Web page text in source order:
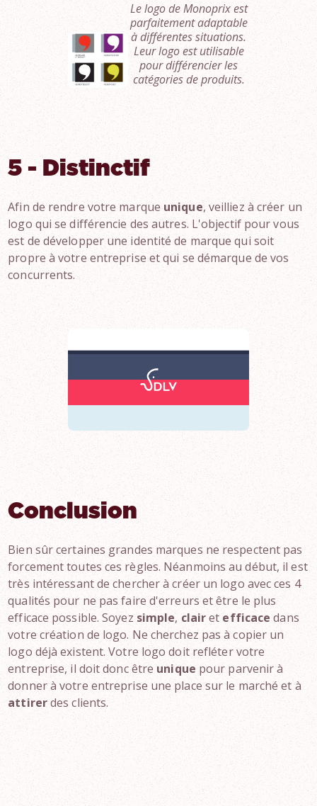
Le logo de Monoprix est
parfaitement adaptable
à différentes situations.
Leur logo est utilisable
pour différencier les
catégories de produits.
5 - Distinctif
Afin de rendre votre marque unique, veilliez à créer un
logo qui se différencie des autres. L'objectif pour vous
est de développer une identité de marque qui soit
propre à votre entreprise et qui se démarque de vos
concurrents.
Conclusion
Bien sûr certaines grandes marques ne respectent pas
forcement toutes ces règles. Néanmoins au début, il est
très intéressant de chercher à créer un logo avec ces 4
qualités pour ne pas faire d'erreurs et être le plus
efficace possible. Soyez simple, clairet efficace dans
votre création de logo. Ne cherchez pas à copier un
logo déjà existent. Votre logo doit refléter votre
entreprise, il doit donc être unique pour parvenir à
donner à votre entreprise une place sur le marché et à
attirerdes clients.